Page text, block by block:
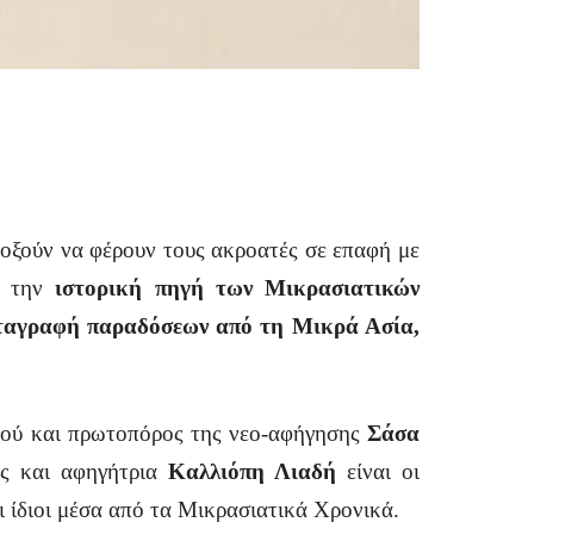
να φέρουν τους ακροατές σε επαφή με
τηνιστορική πηγή των Μικρασιατικών
παραδόσεων από τη Μικρά Ασία,
και πρωτοπόρος της νεο-αφήγησης Σάσα
και αφηγήτρια Καλλιόπη Λιαδή είναι οι
μέσα από τα Μικρασιατικά Χρονικά.